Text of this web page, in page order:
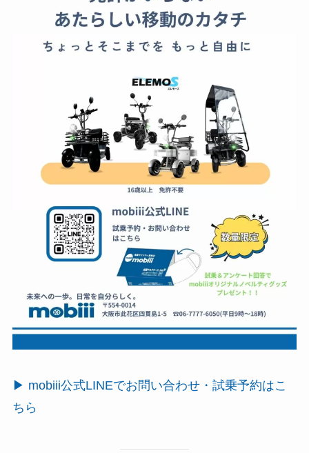
▶ mobiii公式LINEでお問い合わせ・試乗予約はこ
ちら